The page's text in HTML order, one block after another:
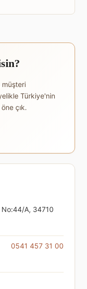
müşteri
Türkiye'nin
çık.
No:44/A, 34710
0541 457 31 00